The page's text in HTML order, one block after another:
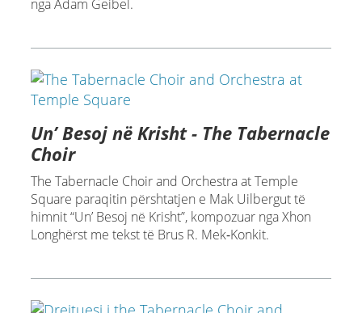
nga Adam Geibel.
Un’ Besoj në Krisht - The Tabernacle
Choir
The Tabernacle Choir and Orchestra at Temple
Square paraqitin përshtatjen e Mak Uilbergut të
himnit “Un’ Besoj në Krisht”, kompozuar nga Xhon
Longhërst me tekst të Brus R. Mek‑Konkit.